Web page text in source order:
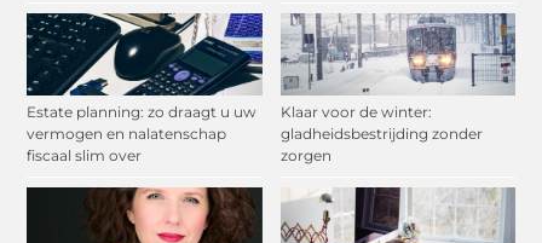
Estate planning: zo draagt u uw
vermogen en nalatenschap
fiscaal slim over
Klaar voor de winter:
gladheidsbestrijding zonder
zorgen